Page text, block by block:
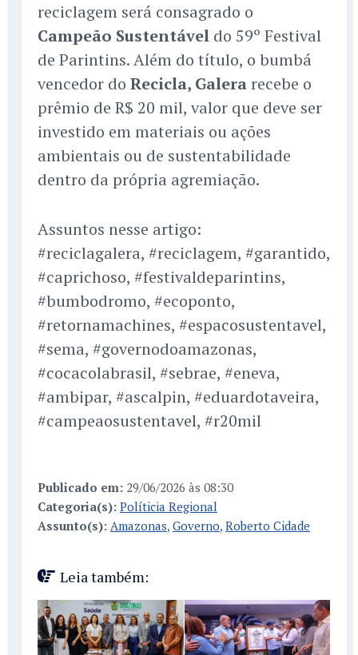
reciclagem será consagrado o
Campeão Sustentável do 59º Festival
de Parintins. Além do título, o bumbá
vencedor do Recicla, Galerarecebe o
prêmio de R$ 20 mil, valor que deve ser
investido em materiais ou ações
ambientais ou de sustentabilidade
dentro da própria agremiação.
Assuntos nesse artigo:
#reciclagalera, #reciclagem, #garantido,
#caprichoso, #festivaldeparintins,
#bumbodromo, #ecoponto,
#retornamachines, #espacosustentavel,
#sema, #governodoamazonas,
#cocacolabrasil, #sebrae, #eneva,
#ambipar, #ascalpin, #eduardotaveira,
#campeaosustentavel, #r20mil
Publicado em: 29/06/2026 às 08:30
Categoria(s): Políticia Regional
Assunto(s): Amazonas, Governo, Roberto Cidade
Leia também: